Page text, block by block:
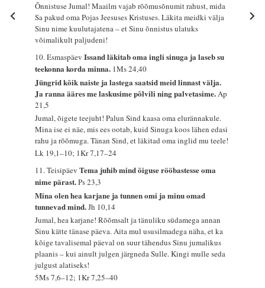
Õnnistuse Jumal! Maailm vajab rõõmusõnumit rahust, mida
Sa pakud oma Pojas Jeesuses Kristuses. Läkita meidki välja
Sinu nime kuulutajatena – et Sinu õnnistus ulatuks
võimalikult paljudeni!
10. EsmaspäevIssand läkitab oma ingli sinuga ja laseb su
teekonna korda minna. 1Ms 24,40
Jüngrid kõik naiste ja lastega saatsid meid linnast välja.
Ja ranna ääres me laskusime põlvili ning palvetasime.Ap
21,5
Jumal, õigete teejuht! Palun Sind kaasa oma elurännakule.
Mina ise ei näe, mis ees ootab, kuid Sinuga koos lähen edasi
rahu ja rõõmuga. Tänan Sind, et läkitad oma inglid mu teele!
Lk 19,1–10; 1Kr 7,17–24
11. TeisipäevTema juhib mind õiguse rööbastesse oma
nime pärast.Ps 23,3
Mina olen hea karjane ja tunnen omi ja minu omad
tunnevad mind.Jh 10,14
Jumal, hea karjane! Rõõmsalt ja tänuliku südamega annan
Sinu kätte tänase päeva. Aita mul ususilmadega näha, et ka
kõige tavalisemal päeval on suur tähendus Sinu jumalikus
plaanis – kui ainult julgen järgneda Sulle. Kingi mulle seda
julgust alatiseks!
5Ms 7,6–12; 1Kr 7,25–40